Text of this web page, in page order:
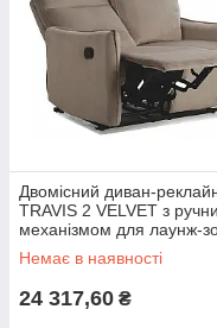
Двомісний диван-
TRAVIS 2 VELVET з
механізмом для лаунж-
та кімнати відпочинку
Немає в наявності
24 317,60 ₴